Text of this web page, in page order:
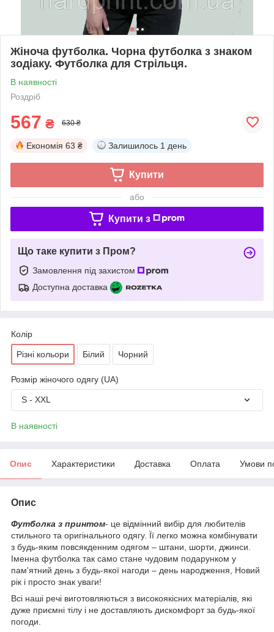
Жіноча футболка. Чорна футболка з знаком
зодіаку. Футболка для Стрільця.
В наявності
Роздріб
567 ₴ 630 ₴
Економія 63 ₴ Залишилось 1 день
Купити
або
Купити з
Що таке купити з Пром?
Замовлення під захистом
Доступна доставка
Колір
Різні кольори Білий Чорний
Розмір жіночого одягу (UA)
S - XXL
В наявності
Опис Характеристики Доставка Оплата Умови
Опис
Футболка з принтом- це відмінний вибір для любителів
стильного та оригінального одягу. Її легко можна комбінувати
з будь-яким повсякденним одягом – штани, шорти, джинси.
Іменна футболка так само стане чудовим подарунком у
пам'ятний день з будь-якої нагоди – день народження, Новий
рік і просто знак уваги!
Всі наші речі виготовляються з високоякісних матеріалів, які
дуже приємні тілу і не доставляють дискомфорт за будь-якої
погоди.